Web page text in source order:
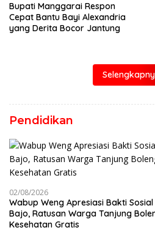
Bupati Manggarai Respon
Cepat Bantu Bayi Alexandria
yang Derita Bocor Jantung
Pendidikan
02/08/2026
Wabup Weng Apresiasi Bakti
Bajo, Ratusan Warga Tanjung
Kesehatan Gratis